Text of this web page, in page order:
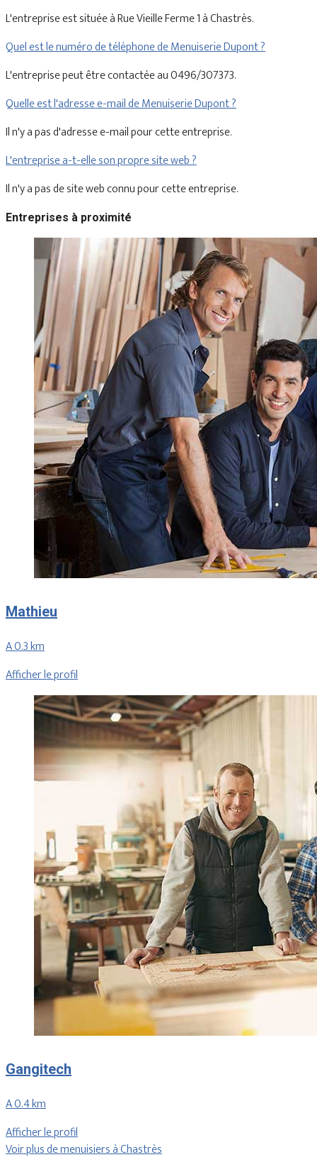
L'entreprise est située à Rue Vieille Ferme 1 à Chastrès.
Quel est le numéro de téléphone de Menuiserie Dupont ?
L'entreprise peut être contactée au 0496/307373.
Quelle est l'adresse e-mail de Menuiserie Dupont ?
Il n'y a pas d'adresse e-mail pour cette entreprise.
L'entreprise a-t-elle son propre site web ?
Il n'y a pas de site web connu pour cette entreprise.
Entreprises à proximité
Mathieu
A 0.3 km
Afficher le profil
Gangitech
A 0.4 km
Afficher le profil
Voir plus de menuisiers à Chastrès